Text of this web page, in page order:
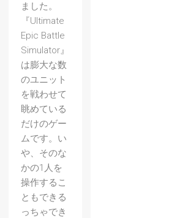
ました。
『Ultimate
Epic Battle
Simulator』
は膨大な数
のユニット
を戦わせて
眺めている
だけのゲー
ムです。い
や、そのな
かの1人を
操作するこ
ともできる
っちゃでき